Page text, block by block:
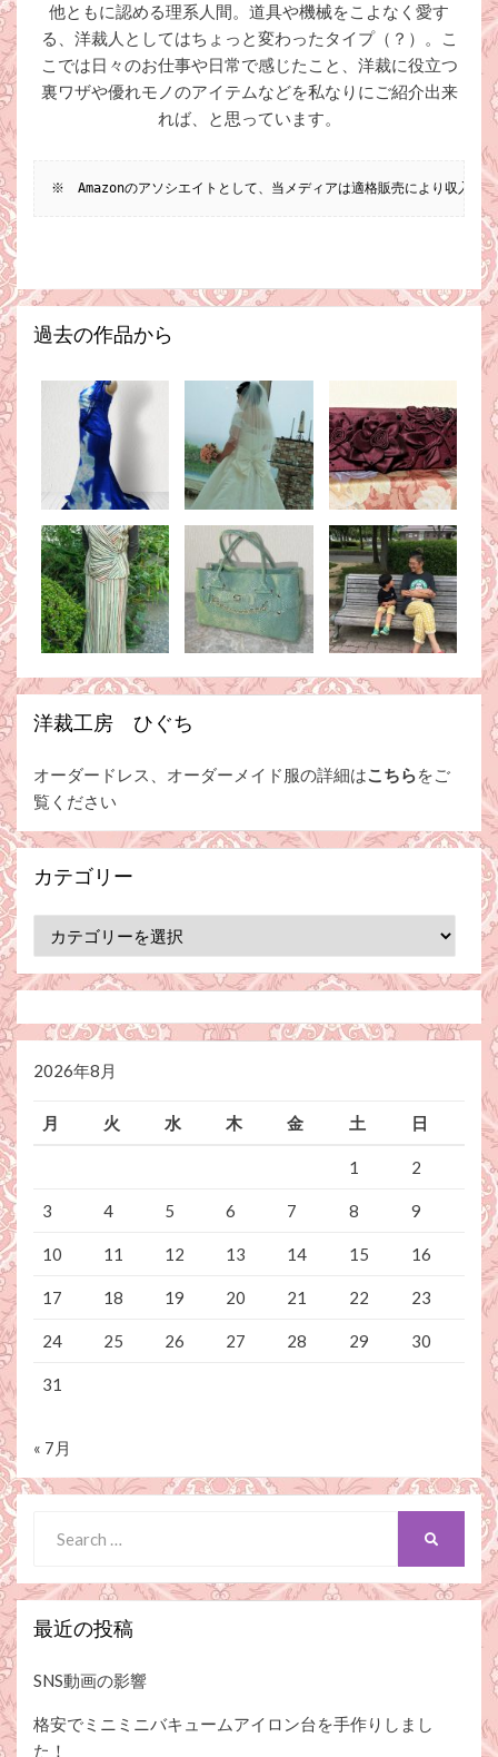
他ともに認める理系人間。道具や機械をこよなく愛す
る、洋裁人としてはちょっと変わったタイプ（？）。こ
こでは日々のお仕事や日常で感じたこと、洋裁に役立つ
裏ワザや優れモノのアイテムなどを私なりにご紹介出来
れば、と思っています。
※　Amazonのアソシエイトとして、当メディアは適格販売により収入を
過去の作品から
洋裁工房 ひぐち
オーダードレス、オーダーメイド服の詳細はこちらをご
覧ください
カテゴリー
テ
ゴ
ー
2026年8月
月 火 水 木 金 土 日
1 2
3 4 5 6 7 8 9
10 11 12 13 14 15 16
17 18 19 20 21 22 23
24 25 26 27 28 29 30
31
« 7月
for:
SEARCH
最近の投稿
SNS動画の影響
格安でミニミニバキュームアイロン台を手作りしまし
た！